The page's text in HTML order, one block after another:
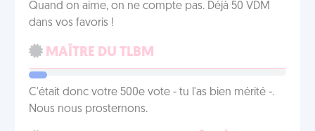
Quand on aime, on ne compte pas. Déjà 50 VDM
dans vos favoris !
MAÎTRE DU TLBM
C'était donc votre 500e vote - tu l'as bien mérité -.
Nous nous prosternons.